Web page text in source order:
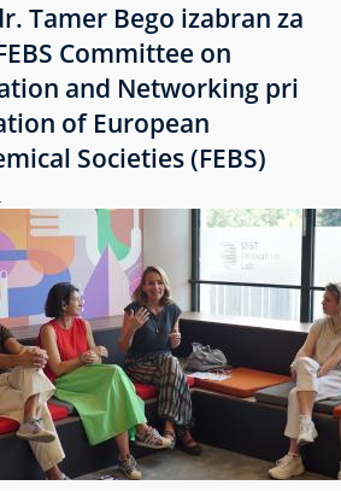
Tamer Bego izabran za
Committee on
and Networking pri
of European
Societies (FEBS)